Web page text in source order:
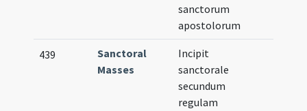
sanctorum
apostolorum
439
Sanctoral
Masses
Incipit
sanctorale
secundum
regulam